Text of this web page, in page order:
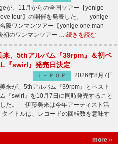
が、11月からの全国ツアー【yonige
tour】の開催を発表した。 yonige
阪ワンマンツアー【yonige one man
初のワンマンツアー … 続きを読む
来、5thアルバム『39rpm』＆初ベ
『swirl』発売日決定
Ｊ－ＰＯＰ
2026年8月7日
来が、5thアルバム『39rpm』とベスト
『swirl』を10月7日に同時発売すること
た。 伊藤美来は今年アーティスト活
イトルは、レコードの回転数を意味す
more »